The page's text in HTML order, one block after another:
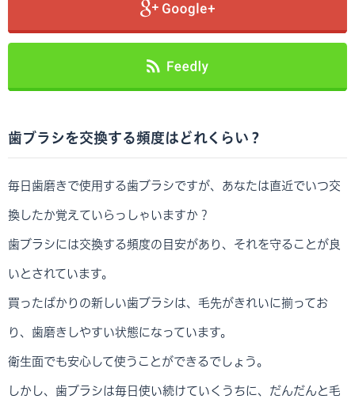
歯ブラシを交換する頻度はどれくらい？
毎日歯磨きで使用する歯ブラシですが、あなたは直近でいつ交
換したか覚えていらっしゃいますか？
歯ブラシには交換する頻度の目安があり、それを守ることが良
いとされています。
買ったばかりの新しい歯ブラシは、毛先がきれいに揃ってお
り、歯磨きしやすい状態になっています。
衛生面でも安心して使うことができるでしょう。
しかし、歯ブラシは毎日使い続けていくうちに、だんだんと毛